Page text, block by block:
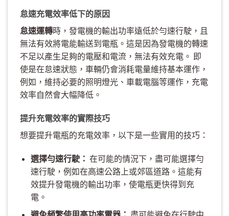
怠速充電效率低下的原因
怠速運轉時，發電機的輸出功率遠低於勻速行駛，且
無法有效將電能輸送到電瓶。這是因為發電機的轉速
不足以產生足夠的電壓和電流，無法有效充電。 即
使是在怠速狀態，車輛仍會消耗電量維持基本運作，
例如，維持必要的照明燈光、車載電腦等運作，充電
效率自然會大幅降低。
提升充電效率的實際技巧
想要提升電瓶的充電效率，以下是一些實用的技巧：
選擇勻速行駛： 在可能的情況下，盡可能選擇勻
速行駛，例如在高速公路上或郊區道路。這能有
效提升發電機的輸出功率，使電瓶更快得到充
電。